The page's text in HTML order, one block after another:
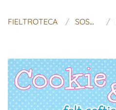
FIELTROTECA SOSAE CAETANO